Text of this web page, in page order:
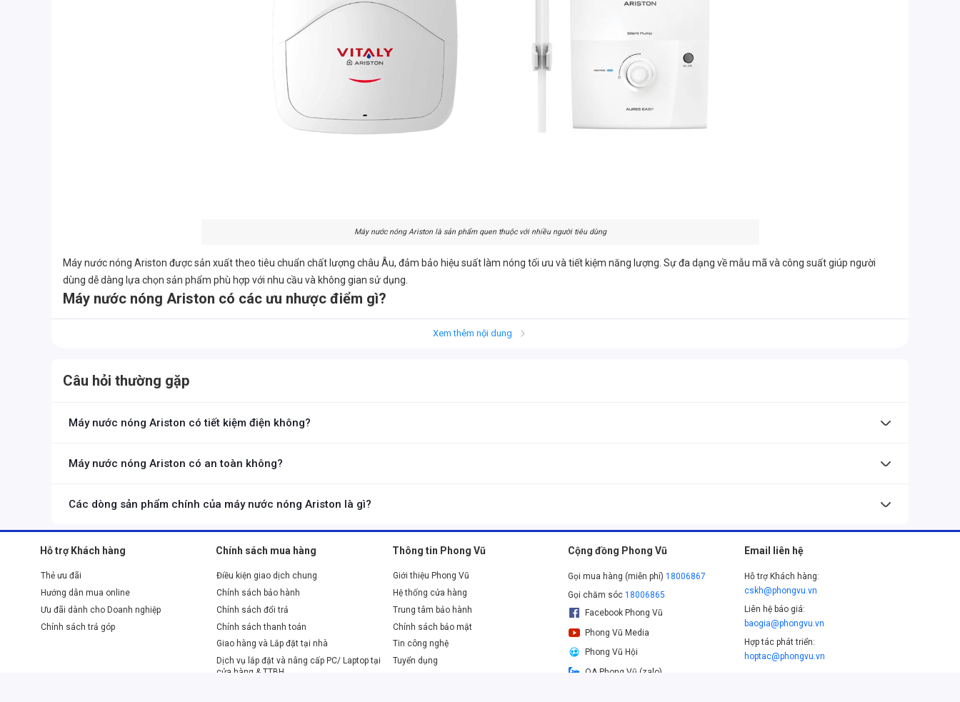
Máy nước nóng Ariston là sản phẩm quen thuộc với nhiều người tiêu dùng
Máy nước nóng Ariston được sản xuất theo tiêu chuẩn chất lượng châu Âu, đảm bảo hiệu suất làm nóng tối ưu và tiết kiệm năng lượng. Sự đa dạng về mẫu mã và công suất giúp người
dùng dễ dàng lựa chọn sản phẩm phù hợp với nhu cầu và không gian sử dụng.
Máy nước nóng Ariston có các ưu nhược điểm gì?
Ưu điểm
Ariston không ngừng đổi mới và ứng dụng các công nghệ tiên tiến vào sản phẩm, mang lại hiệu quả làm nóng vượt trội và tiết kiệm năng lượng.
An toàn tuyệt đối:Tích hợp nhiều tính năng an toàn như chống giật, chống bỏng, tự động ngắt khi quá nhiệt, bảo vệ người dùng trong mọi tình huống.
Dịch vụ hậu mãi chu đáo:
Ariston cung cấp dịch vụ bảo hành và hỗ trợ kỹ thuật chuyên nghiệp, mang lại sự yên tâm cho người dùng.
Xem thêm nội dung
Câu hỏi thường gặp
Máy nước nóng Ariston có tiết kiệm điện không?
Máy nước nóng Ariston có an toàn không?
Các dòng sản phẩm chính của máy nước nóng Ariston là gì?
Ariston cung cấp các dòng máy nước nóng gián tiếp, trực tiếp, năng lượng mặt trời và bơm nhiệt.
Hỗ trợ Khách hàng
Thẻ ưu đãi
Hướng dẫn mua online
Ưu đãi dành cho Doanh nghiệp
Chính sách trả góp
Chính sách mua hàng
Điều kiện giao dịch chung
Chính sách bảo hành
Chính sách đổi trả
Chính sách thanh toán
Giao hàng và Lắp đặt tại nhà
Dịch vụ lắp đặt và nâng cấp PC/ Laptop tại
cửa hàng & TTBH
Thông tin Phong Vũ
Giới thiệu Phong Vũ
Hệ thống cửa hàng
Trung tâm bảo hành
Chính sách bảo mật
Tin công nghệ
Tuyển dụng
Cộng đồng Phong Vũ
Gọi mua hàng (miễn phí)18006867
Gọi chăm sóc18006865
Facebook Phong Vũ
Phong Vũ Media
Phong Vũ Hội
OA Phong Vũ (zalo)
Email liên hệ
Hỗ trợ Khách hàng:
cskh@phongvu.vn
Liên hệ báo giá:
baogia@phongvu.vn
Hợp tác phát triển:
hoptac@phongvu.vn